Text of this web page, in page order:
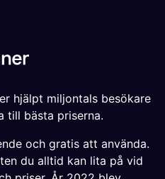
hjälpt miljontals besökare
till bästa priserna.
och gratis att använda.
du alltid kan lita på vid